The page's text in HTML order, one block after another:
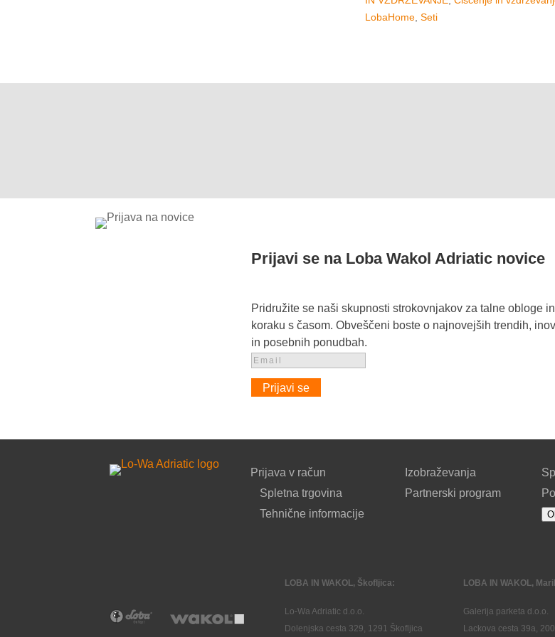
LobaHome, Seti
Prijavi se na Loba Wakol Adriatic novice
Pridružite se naši skupnosti strokovnjakov za talne obloge
koraku s časom. Obveščeni boste o najnovejših trendih,
in posebnih ponudbah.
Prijavi se
Prijava v račun
Spletna trgovina
Tehnične informacije
Izobraževanja
Partnerski program
LOBA IN WAKOL, Škofljica:
Lo-Wa Adriatic d.o.o.
Dolenjska cesta 329, 1291 Škofljica
LOBA IN WAKOL,
Galerija parketa d.o.o.
Lackova cesta 39a,